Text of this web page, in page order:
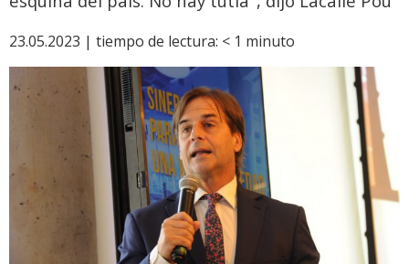
23.05.2023 | tiempo de lectura: < 1 minuto